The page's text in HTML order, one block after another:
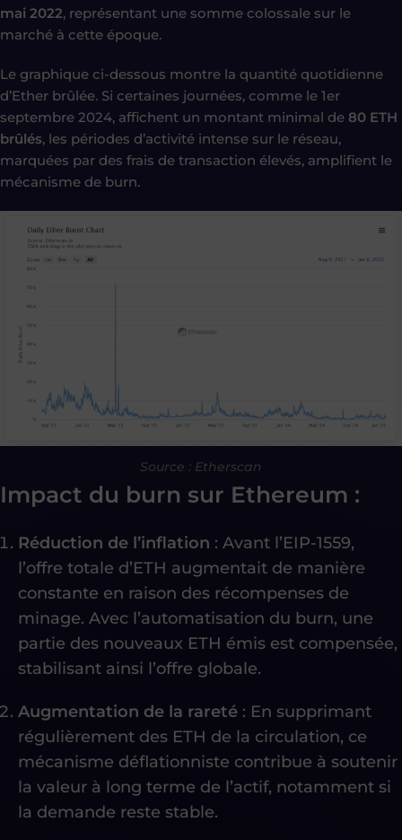
mai 2022, représentant une somme colossale sur le
marché à cette époque.
Le graphique ci-dessous montre la quantité quotidienne
d’Ether brûlée. Si certaines journées, comme le 1er
septembre 2024, affichent un montant minimal de 80 ETH
brûlés, les périodes d’activité intense sur le réseau,
marquées par des frais de transaction élevés, amplifient le
mécanisme de burn.
Source : Etherscan
Impact du burn sur Ethereum :
Réduction de l’inflation : Avant l’EIP-1559,
l’offre totale d’ETH augmentait de manière
constante en raison des récompenses de
minage. Avec l’automatisation du burn, une
partie des nouveaux ETH émis est compensée,
stabilisant ainsi l’offre globale.
Augmentation de la rareté : En supprimant
régulièrement des ETH de la circulation, ce
mécanisme déflationniste contribue à soutenir
la valeur à long terme de l’actif, notamment si
la demande reste stable.